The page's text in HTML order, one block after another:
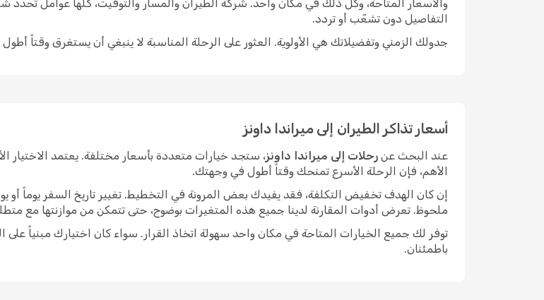
والأسعار المتاحة، وكل ذلك في مكان واحد. شركة الطيران والمسار والتوقيت، كلها عوامل
التفاصيل دون تشعّب أو تردد.
جدولك الزمني وتفضيلاتك هي الأولوية. العثور على الرحلة المناسبة لا ينبغي أن يستغرق وقتاً
أسعار تذاكر الطيران إلى ميراندا داونز
عند البحث عن رحلات إلى ميراندا داونز، ستجد خيارات متعددة بأسعار مختلفة. يعتمد الاختيار
الأهم، فإن الرحلة الأسرع تمنحك وقتاً أطول في وجهتك.
إن كان الهدف تخفيض التكلفة، فقد يفيدك بعض المرونة في التخطيط. تغيير تاريخ السفر يوماً
ملحوظ. تعرض أدوات المقارنة لدينا جميع هذه المتغيرات بوضوح، حتى تتمكن من موازنتها مع
توفر لك جميع الخيارات المتاحة في مكان واحد سهولة اتخاذ القرار. سواء كان اختيارك مبنياً
باطمئنان.